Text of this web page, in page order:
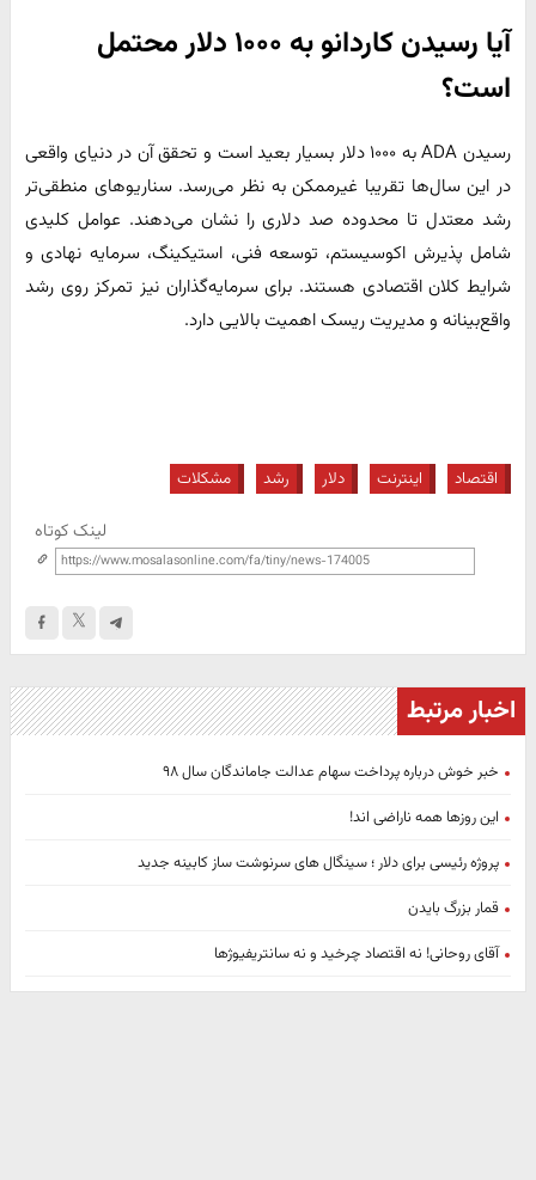
آیا رسیدن کاردانو به ۱۰۰۰ دلار محتمل
است؟
رسیدن ADA به ۱۰۰۰ دلار بسیار بعید است و تحقق آن در دنیای واقعی
در این سال‌ها تقریبا غیرممکن به نظر می‌رسد. سناریوهای منطقی‌تر
رشد معتدل تا محدوده صد دلاری را نشان می‌دهند. عوامل کلیدی
شامل پذیرش اکوسیستم، توسعه فنی، استیکینگ، سرمایه نهادی و
شرایط کلان اقتصادی هستند. برای سرمایه‌گذاران نیز تمرکز روی رشد
واقع‌بینانه و مدیریت ریسک اهمیت بالایی دارد.
اقتصاد اینترنت دلار رشد مشکلات
لینک کوتاه
اخبار مرتبط
خبر خوش درباره پرداخت سهام عدالت جاماندگان سال ۹۸
این روزها همه ناراضی اند!
پروژه رئیسی برای دلار ؛ سینگال های سرنوشت ساز کابینه جدید
قمار بزرگ بایدن
آقای روحانی! نه اقتصاد چرخید و نه سانتریفیوژ‌ها